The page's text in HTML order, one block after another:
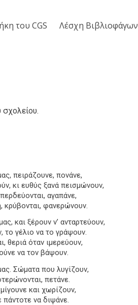
του CGS Λέσχη Βιβλιοφάγων
πειράζουνε, πονάνε,
κι ευθύς ξανά πεισμώνουν,
αγαπάνε,
κρύβονται, φανερώνουν.
και ξέρουν ν’ ανταρτεύουν,
το γέλιο να το γράψουν.
θεριά όταν ιμερεύουν,
να τον βάψουν.
Σώματα που λυγίζουν,
πετάνε.
και χωρίζουν,
να διψάνε.